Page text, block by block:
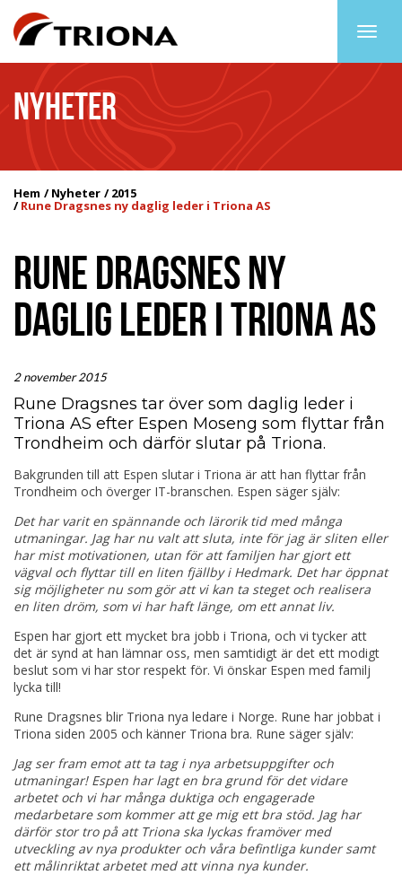
NYHETER
Hem Nyheter 2015
Rune Dragsnes ny daglig leder i Triona AS
RUNE DRAGSNES NY
DAGLIG LEDER I TRIONA AS
2 november 2015
Rune Dragsnes tar över som daglig leder i
Triona AS efter Espen Moseng som flyttar från
Trondheim och därför slutar på Triona.
Bakgrunden till att Espen slutar i Triona är att han flyttar från
Trondheim och överger IT-branschen. Espen säger själv:
Det har varit en spännande och lärorik tid med många
utmaningar. Jag har nu valt att sluta, inte för jag är sliten eller
har mist motivationen, utan för att familjen har gjort ett
vägval och flyttar till en liten fjällby i Hedmark. Det har öppnat
sig möjligheter nu som gör att vi kan ta steget och realisera
en liten dröm, som vi har haft länge, om ett annat liv.
Espen har gjort ett mycket bra jobb i Triona, och vi tycker att
det är synd at han lämnar oss, men samtidigt är det ett modigt
beslut som vi har stor respekt för. Vi önskar Espen med familj
lycka till!
Rune Dragsnes blir Triona nya ledare i Norge. Rune har jobbat i
Triona siden 2005 och känner Triona bra. Rune säger själv:
Jag ser fram emot att ta tag i nya arbetsuppgifter och
utmaningar! Espen har lagt en bra grund för det vidare
arbetet och vi har många duktiga och engagerade
medarbetare som kommer att ge mig ett bra stöd. Jag har
därför stor tro på att Triona ska lyckas framöver med
utveckling av nya produkter och våra befintliga kunder samt
ett målinriktat arbetet med att vinna nya kunder.